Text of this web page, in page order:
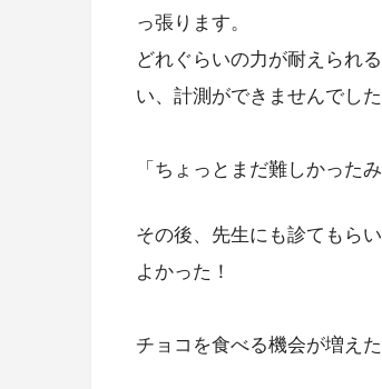
っ張ります。
どれぐらいの力が耐えられ
い、計測ができませんでし
「ちょっとまだ難しかっ
その後、先生にも診てもら
よかった！
チョコを食べる機会が増え